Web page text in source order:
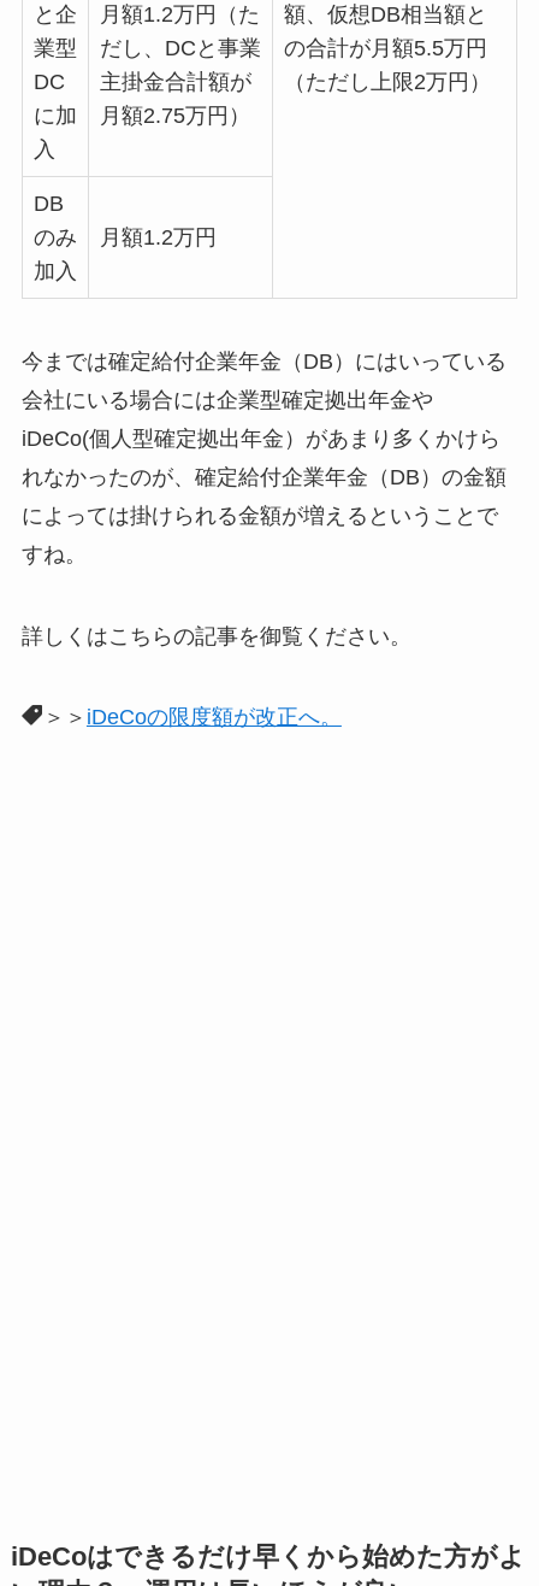
額、仮想DB相当額と
の合計が月額5.5万円
（ただし上限2万円）
と企
業型
DC
に加
入
月額1.2万円（た
だし、DCと事業
主掛金合計額が
月額2.75万円）
DB
のみ
加入
月額1.2万円
今までは確定給付企業年金（DB）にはいっている
会社にいる場合には企業型確定拠出年金や
iDeCo(個人型確定拠出年金）があまり多くかけら
れなかったのが、確定給付企業年金（DB）の金額
によっては掛けられる金額が増えるということで
すね。
詳しくはこちらの記事を御覧ください。
＞＞ iDeCoの限度額が改正へ。
iDeCoはできるだけ早くから始めた方がよ